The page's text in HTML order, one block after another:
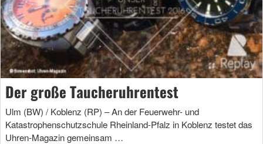
Der große Taucheruhrentest
Ulm (BW) / Koblenz (RP) – An der Feuerwehr- und
Katastrophenschutzschule Rheinland-Pfalz in Koblenz testet das
Uhren-Magazin gemeinsam …